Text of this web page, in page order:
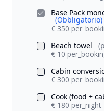
Base Pack
(Obbligatorio)
€ 350
Beach towel
€ 10
Cabin
€ 300
Cook (food +
€ 180 per_night